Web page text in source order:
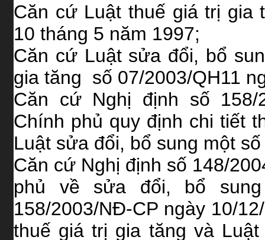
Căn cứ Luật thuế giá trị gia
10 tháng 5 năm 1997;
Căn cứ Luật sửa đổi, bổ
gia tăng số 07/2003/QH11
Căn cứ Nghị định số 158/
Chính phủ quy định chi tiết
Luật sửa đổi, bổ sung một
Căn cứ Nghị định số 148/
phủ về sửa đổi, bổ
158/2003/NĐ-CP ngày 10/
thuế giá trị gia tăng và